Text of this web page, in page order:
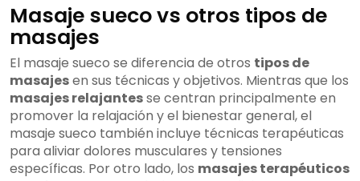
Masaje sueco vs otros tipos de
masajes
El masaje sueco se diferencia de otros tipos de
masajesen sus técnicas y objetivos. Mientras que los
masajes relajantesse centran principalmente en
promover la relajación y el bienestar general, el
masaje sueco también incluye técnicas terapéuticas
para aliviar dolores musculares y tensiones
específicas. Por otro lado, los masajes terapéuticos